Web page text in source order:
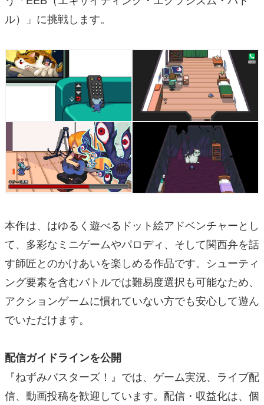
ル）」に挑戦します。
本作は、はゆるく遊べるドット絵アドベンチャーとし
て、多彩なミニゲームやパロディ、そして関西弁を話
す師匠とのかけあいを楽しめる作品です。シューティ
ング要素を含むバトルでは難易度選択も可能なため、
アクションゲームに慣れていない方でも安心して遊ん
でいただけます。
配信ガイドラインを公開
『ねずみバスターズ！』では、ゲーム実況、ライブ配
信、動画投稿を歓迎しています。配信・収益化は、個